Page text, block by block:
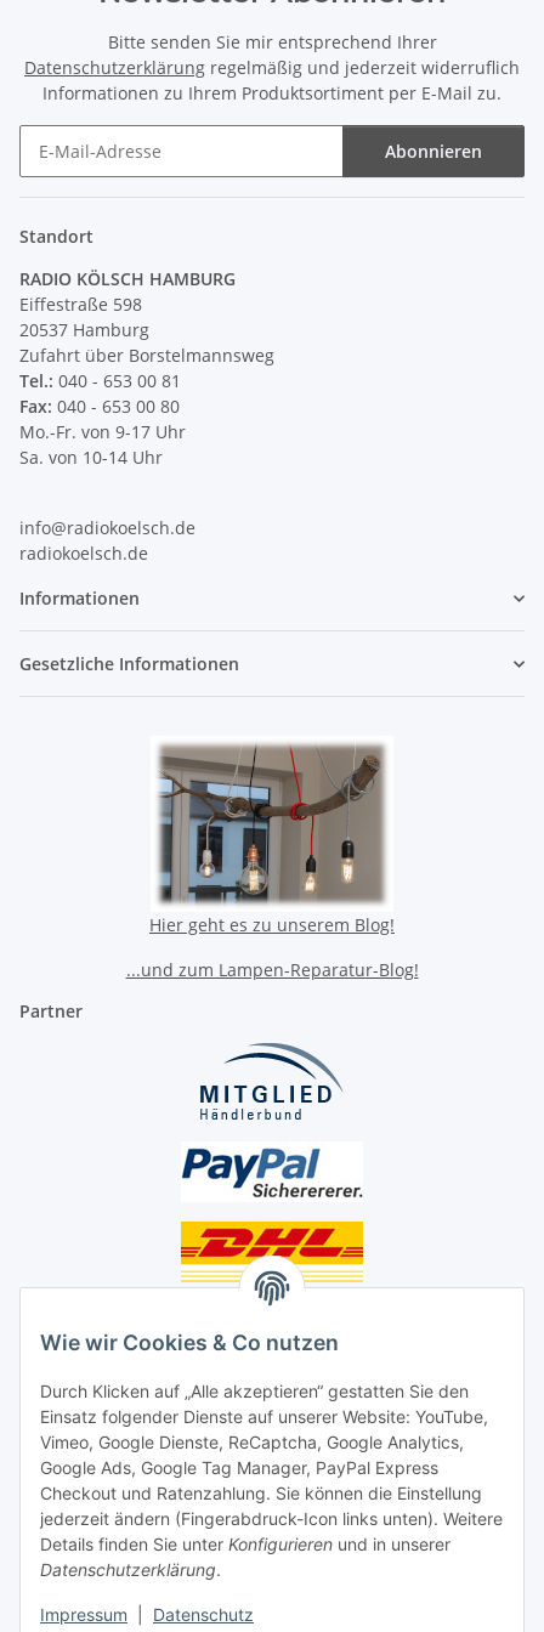
Wie wir Cookies & Co nutzen
Durch Klicken auf „Alle akzeptieren“ gestatten Sie den
Einsatz folgender Dienste auf unserer Website: YouTube,
Vimeo, Google Dienste, ReCaptcha, Google Analytics,
Google Ads, Google Tag Manager, PayPal Express
Checkout und Ratenzahlung. Sie können die Einstellung
jederzeit ändern (Fingerabdruck-Icon links unten). Weitere
Details finden Sie unter Konfigurieren und in unserer
Datenschutzerklärung.
Impressum Datenschutz
Bitte senden Sie mir entsprechend Ihrer
Datenschutzerklärung regelmäßig und jederzeit widerruflich
Informationen zu Ihrem Produktsortiment per E-Mail zu.
Abonnieren
Standort
RADIO KÖLSCH HAMBURG
Eiffestraße 598
20537 Hamburg
Zufahrt über Borstelmannsweg
Tel.: 040 - 653 00 81
Fax: 040 - 653 00 80
Mo.-Fr. von 9-17 Uhr
Sa. von 10-14 Uhr
info@radiokoelsch.de
radiokoelsch.de
Informationen
Gesetzliche Informationen
Hier geht es zu unserem Blog!
...und zum Lampen-Reparatur-Blog!
Partner
Social Media
Unsere Dienstleistungen
Lampenreparatur
Lichtservice für Senioren
Vertrag widerrufen